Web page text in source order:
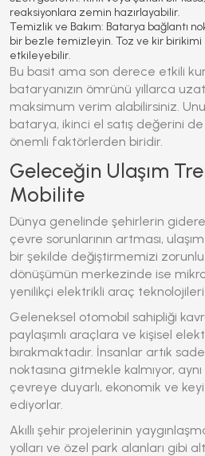
reaksiyonlara zemin hazırlayabilir.
Temizlik ve Bakım: Batarya bağlantı
bir bezle temizleyin. Toz ve kir
etkileyebilir.
Bu basit ama son derece etkili
bataryanızın ömrünü yıllarca
maksimum verim alabilirsiniz.
batarya, ikinci el satış değerini
önemli faktörlerden biridir.
Geleceğin Ulaşım
Mobilite
Dünya genelinde şehirlerin
çevre sorunlarının artması, ulaşım
bir şekilde değiştirmemizi zorunlu
dönüşümün merkezinde ise
yenilikçi elektrikli araç
Geleneksel otomobil sahipliği
paylaşımlı araçlara ve kişisel
bırakmaktadır. İnsanlar artık
noktasına gitmekle kalmıyor,
çevreye duyarlı, ekonomik ve
ediyorlar.
Akıllı şehir projelerinin
yolları ve özel park alanları gibi